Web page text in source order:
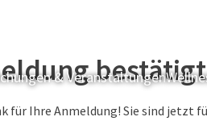
& Veranstaltungen
bestätigt
für Ihre Anmeldung! Sie sind jetzt